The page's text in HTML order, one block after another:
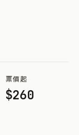
票價起
$260